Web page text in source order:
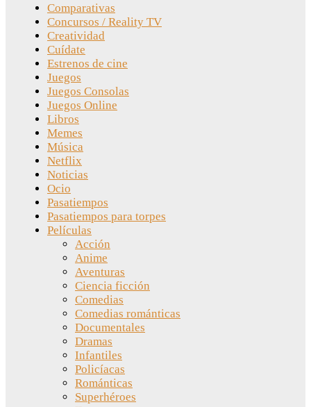
Comparativas
Concursos / Reality TV
Creatividad
Cuídate
Estrenos de cine
Juegos
Juegos Consolas
Juegos Online
Libros
Memes
Música
Netflix
Noticias
Ocio
Pasatiempos
Pasatiempos para torpes
Películas
Acción
Anime
Aventuras
Ciencia ficción
Comedias
Comedias románticas
Documentales
Dramas
Infantiles
Policíacas
Románticas
Superhéroes